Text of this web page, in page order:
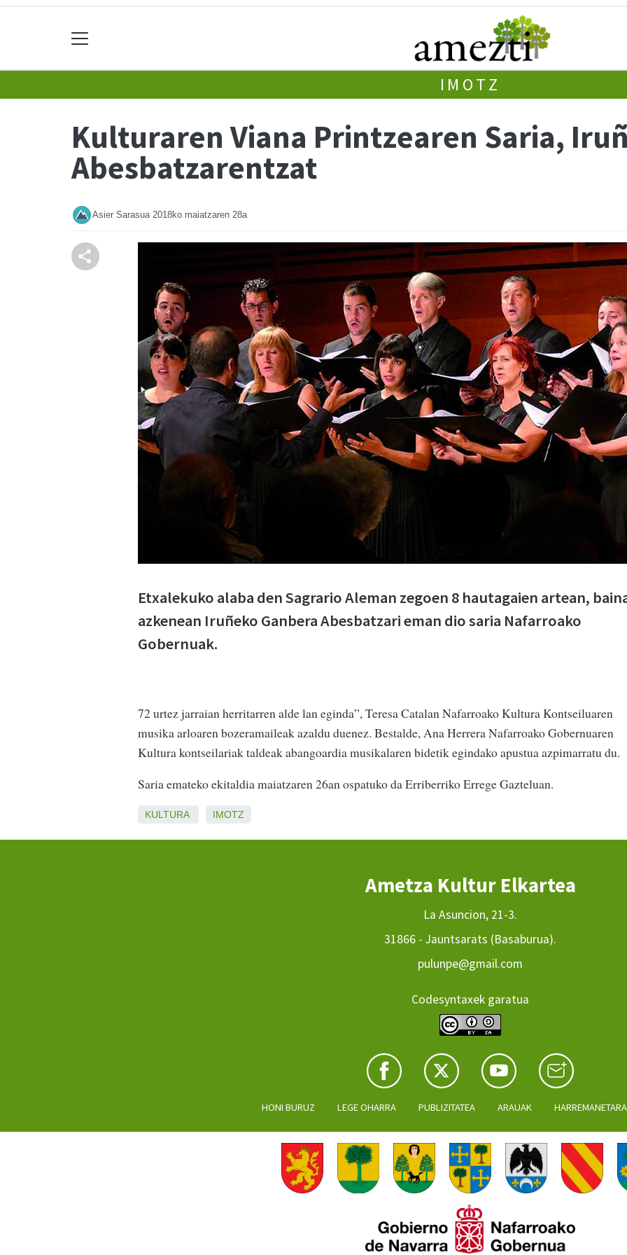
IMOTZ
Kulturaren Viana Printzearen Saria,
Abesbatzarentzat
Asier Sarasua 2018ko maiatzaren 28a
Etxalekuko alaba den Sagrario Aleman zegoen 8 hautagaien artean,
azkenean Iruñeko Ganbera Abesbatzari eman dio saria Nafarroako
Gobernuak.
72 urtez jarraian herritarren alde lan eginda”, Teresa Catalan Nafarroako Kultura Kontseiluaren
musika arloaren bozeramaileak azaldu duenez. Bestalde, Ana Herrera Nafarroako Gobernuaren
Kultura kontseilariak taldeak abangoardia musikalaren bidetik egindako apustua azpimarratu du.
Saria emateko ekitaldia maiatzaren 26an ospatuko da Erriberriko Errege Gazteluan.
KULTURA IMOTZ
Ametza Kultur Elkartea
La Asuncion, 21-3.
31866 - Jauntsarats (Basaburua).
pulunpe@gmail.com
Codesyntaxek garatua
HONI BURUZ LEGE OHARRA PUBLIZITATEA ARAUAK